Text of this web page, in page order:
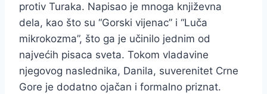
protiv Turaka. Napisao je mnoga književna
dela, kao što su “Gorski vijenac” i “Luča
mikrokozma”, što ga je učinilo jednim od
najvećih pisaca sveta. Tokom vladavine
njegovog naslednika, Danila, suverenitet Crne
Gore je dodatno ojačan i formalno priznat.